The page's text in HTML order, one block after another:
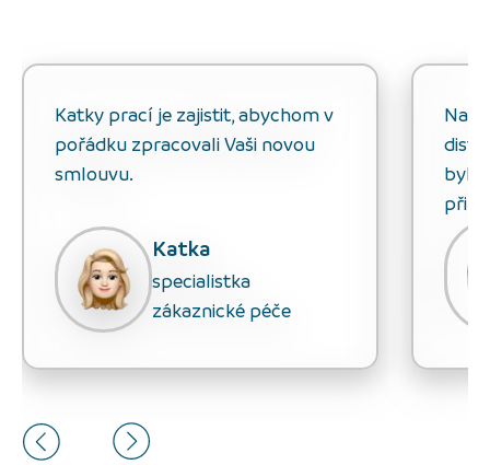
Katky prací je zajistit, abychom v
pořádku zpracovali Vaši novou
smlouvu.
Katka
specialistka
zákaznické péče
bylo